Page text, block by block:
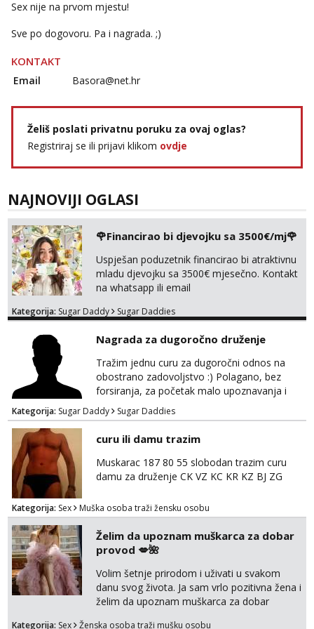
Anđela
Sex nije na prvom mjestu!
Sve po dogovoru. Pa i nagrada. ;)
KONTAKT
Email Basora@net.hr
Želiš poslati privatnu poruku za ovaj oglas?
Registriraj se ili prijavi klikom ovdje
NAJNOVIJI OGLASI
🌹Financirao bi djevojku sa 3500€/mj🌹
Uspješan poduzetnik financirao bi atraktivnu
mladu djevojku sa 3500€ mjesečno. Kontakt
na whatsapp ili email
Kategorija: Sugar Daddy Sugar Daddies
Nagrada za dugoročno druženje
Tražim jednu curu za dugoročni odnos na
obostrano zadovoljstvo :) Polagano, bez
forsiranja, za početak malo upoznavanja i
dogovor kroz dopisivanje. Očekujem i nudim
diskreciju - nisam oženjen niti zauzet, nego
jednostavno tako preferiram. 30 godina
imam. Javite se mail, pozz ;)
Kategorija: Sugar Daddy Sugar Daddies
curu ili damu trazim
Muskarac 187 80 55 slobodan trazim curu
damu za druženje CK VZ KC KR KZ BJ ZG
Kategorija: Sex Muška osoba traži žensku osobu
Želim da upoznam muškarca za dobar
provod 💋🌺
Volim šetnje prirodom i uživati u svakom
danu svog života. Ja sam vrlo pozitivna žena i
želim da upoznam muškarca za dobar
Kategorija: Sex Ženska osoba traži mušku osobu